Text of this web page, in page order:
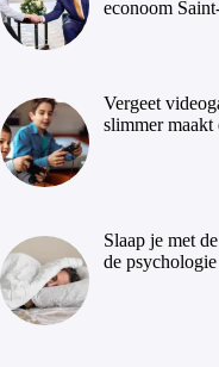
econoom
Vergeet
slimmer maakt
Slaap je met
de